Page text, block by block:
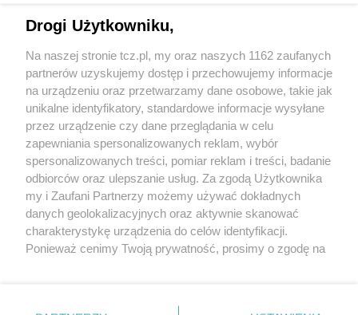
O FIRMIE POLITYKA PRYWATNOŚCI HOSTING
REKLAMA WSPÓŁPRACA RSS FACEBOOK KONTAKT
Nasze serwisy
Aktualności
Tcz24
Muzyka i kultura
Archiwum wydarzeń
Drogi Użytkowniku,
Na naszej stronie tcz.pl, my oraz naszych 1162 zaufanych
partnerów uzyskujemy dostęp i przechowujemy informacje
na urządzeniu oraz przetwarzamy dane osobowe, takie jak
unikalne identyfikatory, standardowe informacje wysyłane
przez urządzenie czy dane przeglądania w celu
zapewniania spersonalizowanych reklam, wybór
spersonalizowanych treści, pomiar reklam i treści, badanie
odbiorców oraz ulepszanie usług. Za zgodą Użytkownika
my i Zaufani Partnerzy możemy używać dokładnych
danych geolokalizacyjnych oraz aktywnie skanować
charakterystykę urządzenia do celów identyfikacji.
Ponieważ cenimy Twoją prywatność, prosimy o zgodę na